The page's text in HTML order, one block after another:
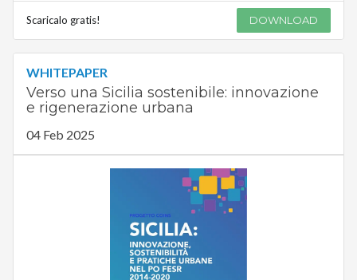
Scaricalo gratis! DOWNLOAD
WHITEPAPER
Verso una Sicilia sostenibile: innovazione
e rigenerazione urbana
04 Feb 2025